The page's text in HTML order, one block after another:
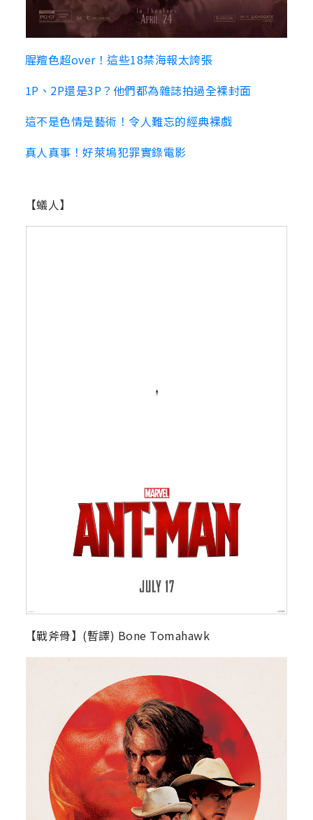
腥羶色超over！這些18禁海報太誇張
1P、2P還是3P？他們都為雜誌拍過全裸封面
這不是色情是藝術！令人難忘的經典裸戲
真人真事！好萊塢犯罪實錄電影
【蟻人】
【戰斧骨】(暫譯) Bone Tomahawk